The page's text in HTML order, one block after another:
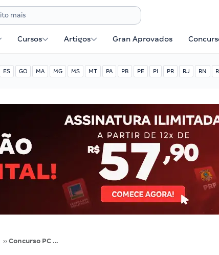
Cursos Artigos Gran Aprovados
ES GO MA MG MS MT PA PB PE PI PR RJ RN
›› Concurso PC RN: PL quer garantir aplicação das provas! VEJA